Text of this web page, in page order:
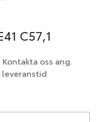
C57,1
Kontakta oss ang.
leveranstid